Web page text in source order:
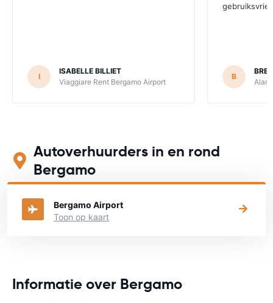
I
ISABELLE BILLIET
Viaggiare Rent Bergamo Airport
B
Autoverhuurders in en rond
Bergamo
Bekijk op onderstaande kaart waar je een auto kunt huren
Bergamo Airport
Toon op kaart
Informatie over Bergamo